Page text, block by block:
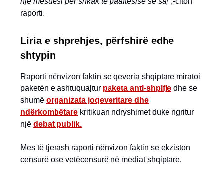
raporti.
Liria e shprehjes, përfshirë edhe
shtypin
Raporti nënvizon faktin se qeveria shqiptare miratoi
paketën e ashtuquajtur paketa anti-shpifje dhe se
shumë organizata joqeveritare dhe
ndërkombëtare kritikuan ndryshimet duke ngritur
një debat publik.
Mes të tjerash raporti nënvizon faktin se ekziston
censurë ose vetëcensurë në mediat shqiptare.